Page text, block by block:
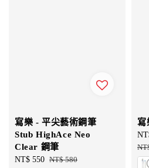
寫樂 - 平尖藝術鋼筆
Stub HighAce Neo
Clear 鋼筆
Sale
NT$ 550 Regular
NT$ 580
寫